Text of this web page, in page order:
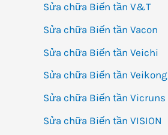
Sửa chữa Biến tần V&T
Sửa chữa Biến tần Vacon
Sửa chữa Biến tần Veichi
Sửa chữa Biến tần Veikong
Sửa chữa Biến tần Vicruns
Sửa chữa Biến tần VISION